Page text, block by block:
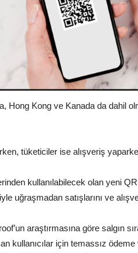
Hong Kong ve Kanada da dahil
tüketiciler ise alışveriş
kullanılabilecek olan yeni
uğraşmadan satışlarını ve
araştırmasına göre salgın
kullanıcılar için temassız